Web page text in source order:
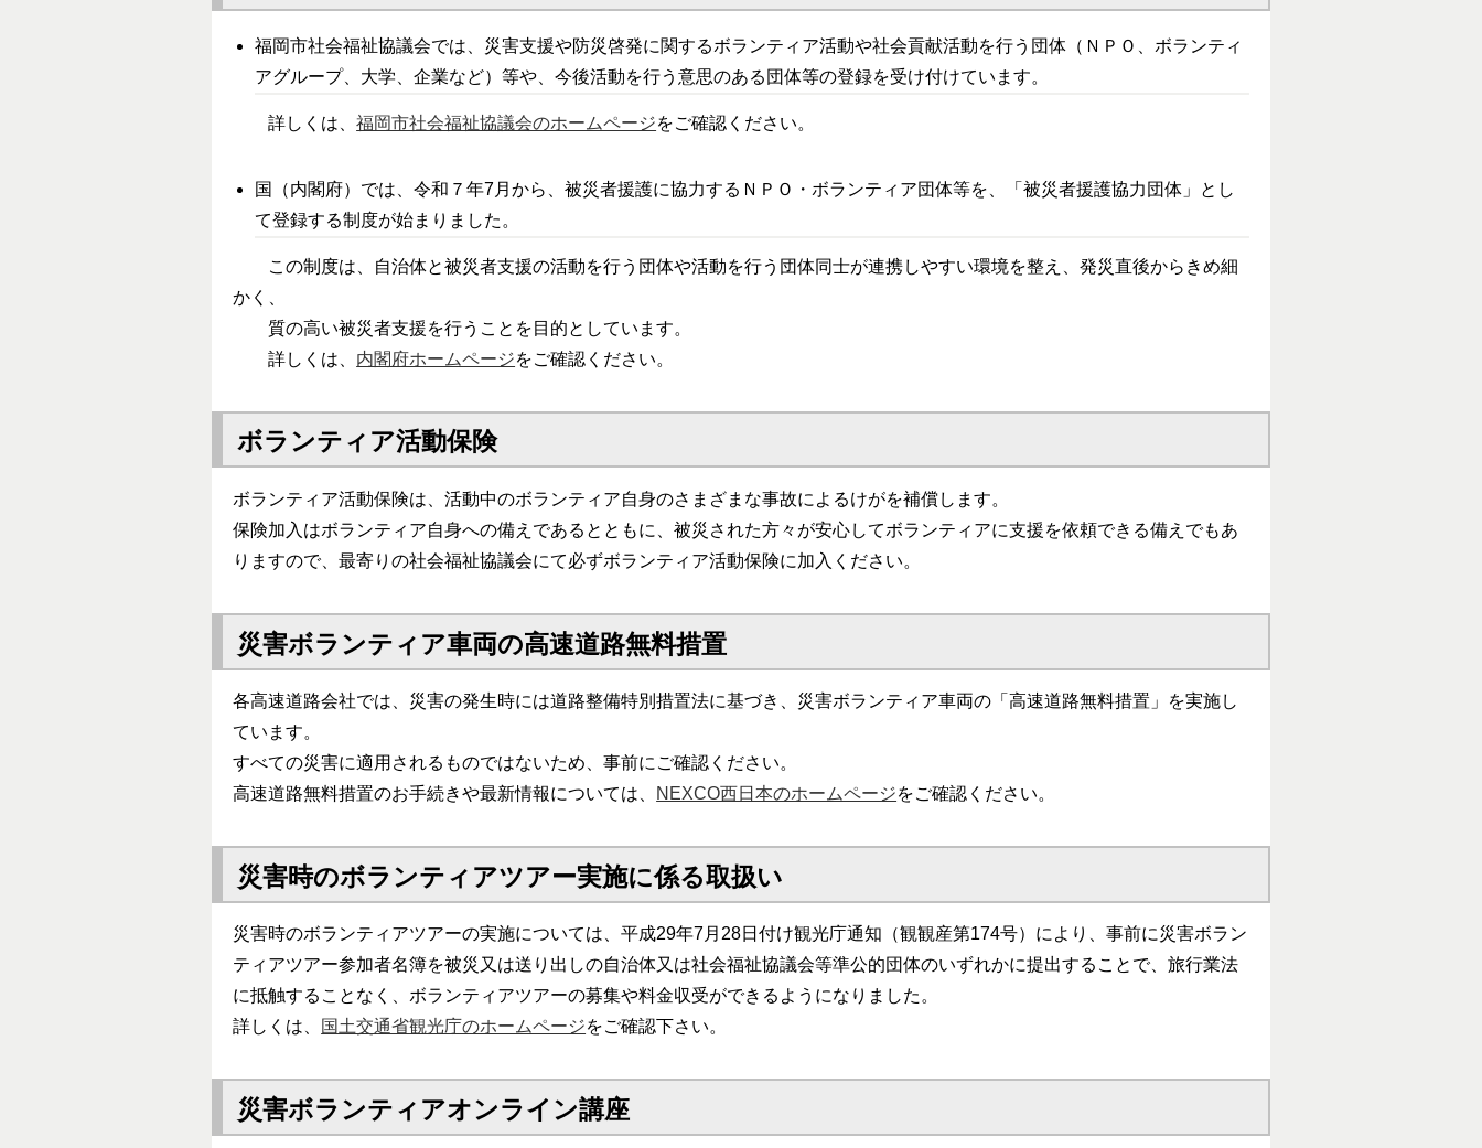
福岡市社会福祉協議会では、災害支援や防災啓発に関するボランティア活動や社会貢献活動を行う団体（ＮＰＯ、ボランティ
アグループ、大学、企業など）等や、今後活動を行う意思のある団体等の登録を受け付けています。
詳しくは、福岡市社会福祉協議会のホームページをご確認ください。
国（内閣府）では、令和７年7月から、被災者援護に協力するＮＰＯ・ボランティア団体等を、「被災者援護協力団体」とし
て登録する制度が始まりました。
この制度は、自治体と被災者支援の活動を行う団体や活動を行う団体同士が連携しやすい環境を整え、発災直後からきめ細
かく、
質の高い被災者支援を行うことを目的としています。
詳しくは、 内閣府ホームページをご確認ください。
ボランティア活動保険
ボランティア活動保険は、活動中のボランティア自身のさまざまな事故によるけがを補償します。
保険加入はボランティア自身への備えであるとともに、被災された方々が安心してボランティアに支援を依頼できる備えでもあ
りますので、最寄りの社会福祉協議会にて必ずボランティア活動保険に加入ください。
災害ボランティア車両の高速道路無料措置
各高速道路会社では、災害の発生時には道路整備特別措置法に基づき、災害ボランティア車両の「高速道路無料措置」を実施し
ています。
すべての災害に適用されるものではないため、事前にご確認ください。
高速道路無料措置のお手続きや最新情報については、
NEXCO西日本のホームページをご確認ください。
災害時のボランティアツアー実施に係る取扱い
災害時のボランティアツアーの実施については、平成29年7月28日付け観光庁通知（観観産第174号）により、事前に災害ボラン
ティアツアー参加者名簿を被災又は送り出しの自治体又は社会福祉協議会等準公的団体のいずれかに提出することで、旅行業法
に抵触することなく、ボランティアツアーの募集や料金収受ができるようになりました。
詳しくは、
国土交通省観光庁のホームページをご確認下さい。
災害ボランティアオンライン講座